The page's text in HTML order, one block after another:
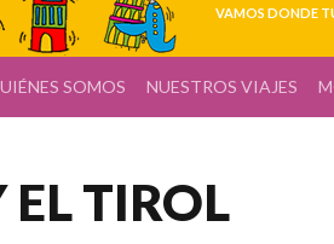
VAMOS DONDE
SOMOS NUESTROS VIAJES
EL TIROL